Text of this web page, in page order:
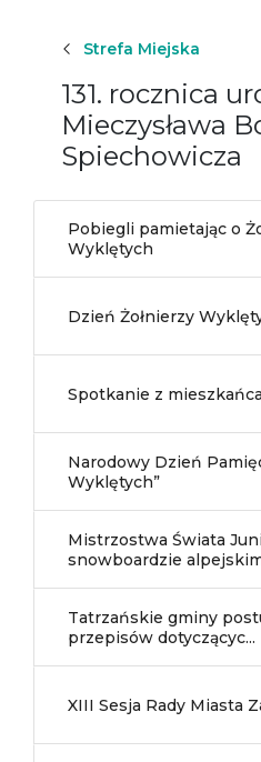
Strefa Miejska
131. rocznica
Mieczysława
Spiechowicza
Pobiegli pamietając o
Wyklętych
Dzień Żołnierzy
Spotkanie z
Narodowy Dzień
Wyklętych”
Mistrzostwa Świata
snowboardzie
Tatrzańskie gminy
przepisów dotyczącyc...
XIII Sesja Rady Miasta